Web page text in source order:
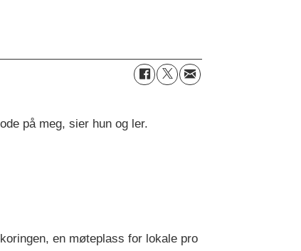
på meg, sier hun og ler.
en møteplass for lokale pro